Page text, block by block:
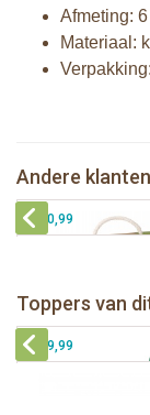
Afmeting:
Materiaal:
Andere
€ 19,99
2 Sophie de giraf
€ 10,99
Toppers van
€ 26,99
Sophie de giraf
€ 39,99